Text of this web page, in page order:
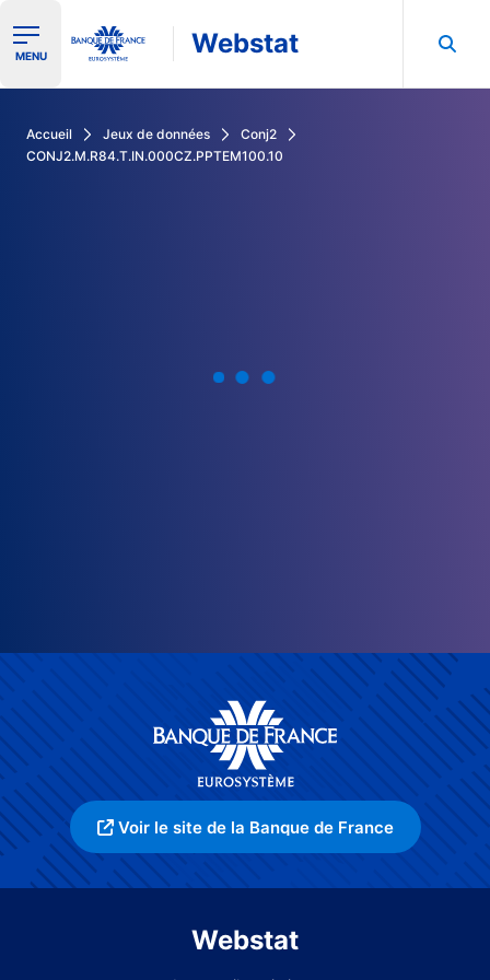
Ouvrir le menu de navigation
MENU Webstat
Accueil Jeux de données
Conj2
CONJ2.M.R84.T.IN.000CZ.PPTEM100.10
Voir le site de la Banque de France
Webstat